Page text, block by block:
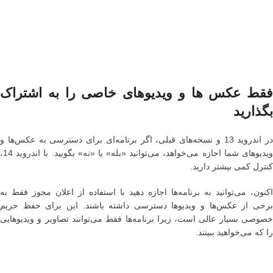
فقط عکس ها و ویدیوهای خاصی را به اشتراک
بگذارید
در اندروید 13 و نسخه‌های قبلی، اگر برنامه‌ای برای دسترسی به عکس‌ها و
ویدیوهای شما اجازه می‌خواهد، می‌توانید «بله» یا «نه» بگویید. با اندروید 14،
کنترل کمی بیشتر دارید.
اکنون، می‌توانید به برنامه‌ها اجازه دهید با استفاده از اعلان مجوز فقط به
برخی از عکس‌ها و ویدیوها دسترسی داشته باشند. این برای حفظ حریم
خصوصی بسیار عالی است، زیرا برنامه‌ها فقط می‌توانند تصاویر و ویدیوهایی
را که می‌خواهید ببینند.